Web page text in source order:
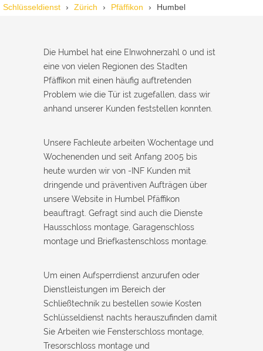
Schlüsseldienst Zürich Pfäffikon Humbel
Die Humbel hat eine EInwohnerzahl 0 und ist
eine von vielen Regionen des Stadten
Pfäffikon mit einen häufig auftretenden
Problem wie die Tür ist zugefallen, dass wir
anhand unserer Kunden feststellen konnten.
Unsere Fachleute arbeiten Wochentage und
Wochenenden und seit Anfang 2005 bis
heute wurden wir von -INF Kunden mit
dringende und präventiven Aufträgen über
unsere Website in Humbel Pfäffikon
beauftragt. Gefragt sind auch die Dienste
Hausschloss montage, Garagenschloss
montage und Briefkastenschloss montage.
Um einen Aufsperrdienst anzurufen oder
Dienstleistungen im Bereich der
Schließtechnik zu bestellen sowie Kosten
Schlüsseldienst nachts herauszufinden damit
Sie Arbeiten wie Fensterschloss montage,
Tresorschloss montage und